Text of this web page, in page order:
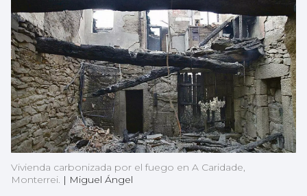
Vivienda carbonizada por el fuego en A Caridade,
Monterrei. | Miguel Ángel